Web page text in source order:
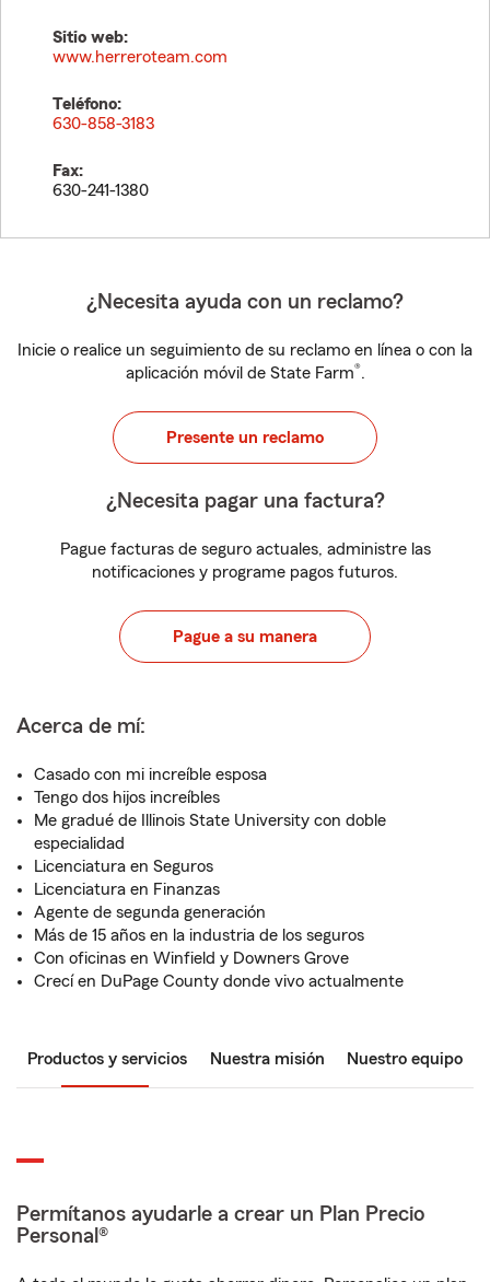
Sitio web:
www.herreroteam.com
Teléfono:
630-858-3183
Fax:
630-241-1380
¿Necesita ayuda con un reclamo?
Inicie o realice un seguimiento de su reclamo en línea o con la
aplicación móvil de State Farm®.
Presente un reclamo
¿Necesita pagar una factura?
Pague facturas de seguro actuales, administre las
notificaciones y programe pagos futuros.
Pague a su manera
Acerca de mí:
Casado con mi increíble esposa
Tengo dos hijos increíbles
Me gradué de Illinois State University con doble
especialidad
Licenciatura en Seguros
Licenciatura en Finanzas
Agente de segunda generación
Más de 15 años en la industria de los seguros
Con oficinas en Winfield y Downers Grove
Crecí en DuPage County donde vivo actualmente
Productos y servicios Nuestra misión Nuestro equipo
Permítanos ayudarle a crear un Plan Precio
Personal®